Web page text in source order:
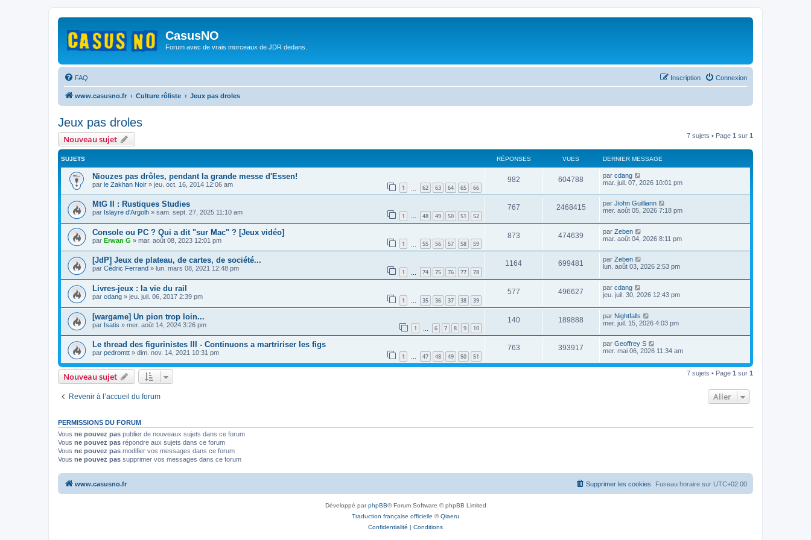
CasusNO
Forum avec de vrais morceaux de JDR dedans.
FAQ Connexion
Inscription
www.casusno.fr Culture rôliste Jeux pas droles
Jeux pas droles
Nouveau sujet 7 sujets • Page 1 sur 1
SUJETS RÉPONSES VUES DERNIER MESSAGE
Niouzes pas drôles, pendant la grande messe d'Essen!
par le Zakhan Noir » jeu. oct. 16, 2014 12:06 am 1 62 63 64 65 66
982 604788 par cdang
mar. juil. 07, 2026 10:01 pm
MtG II : Rustiques Studies
par Islayre d'Argolh » sam. sept. 27, 2025 11:10 am 1 … 48 49 50 51 52
767 2468415 par Jiohn Guilliann
mer. août 05, 2026 7:18 pm
Console ou PC ? Qui a dit "sur Mac" ? [Jeux vidéo]
par Erwan G » mar. août 08, 2023 12:01 pm 1 55 56 57 58 59
873 474639 par Zeben
mar. août 04, 2026 8:11 pm
[JdP] Jeux de plateau, de cartes, de société...
par Cédric Ferrand » lun. mars 08, 2021 12:48 pm 1 74 75 76 77 78
1164 699481 par Zeben
lun. août 03, 2026 2:53 pm
Livres-jeux : la vie du rail
par cdang » jeu. juil. 06, 2017 2:39 pm 1 … 35 36 37 38 39
577 496627 par cdang
jeu. juil. 30, 2026 12:43 pm
[wargame] Un pion trop loin...
par Isatis » mer. août 14, 2024 3:26 pm 1 6 7 8 9 10
140 189888 par Nightfalls
mer. juil. 15, 2026 4:03 pm
Le thread des figurinistes III - Continuons a martririser les figs
par pedromtt » dim. nov. 14, 2021 10:31 pm 1 … 47 48 49 50 51
763 393917 par Geoffrey S
mer. mai 06, 2026 11:34 am
Nouveau sujet 7 sujets • Page 1 sur 1
Revenir à l’accueil du forum Aller
PERMISSIONS DU FORUM
Vous ne pouvez pas publier de nouveaux sujets dans ce forum
Vous ne pouvez pas répondre aux sujets dans ce forum
Vous ne pouvez pas modifier vos messages dans ce forum
Vous ne pouvez pas supprimer vos messages dans ce forum
www.casusno.fr Fuseau horaire sur UTC+02:00
Supprimer les cookies
Développé parphpBB® Forum Software © phpBB Limited
Traduction française officielle ©Qiaeru
Confidentialité
Conditions